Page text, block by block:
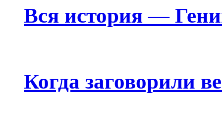
Вся история —
Когда заговорили